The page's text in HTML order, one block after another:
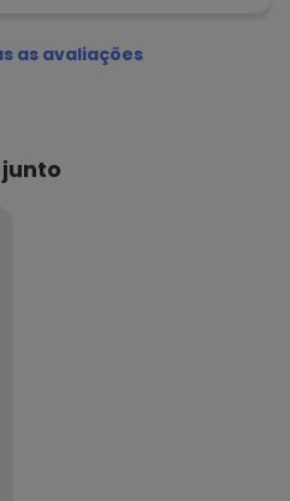
as avaliações